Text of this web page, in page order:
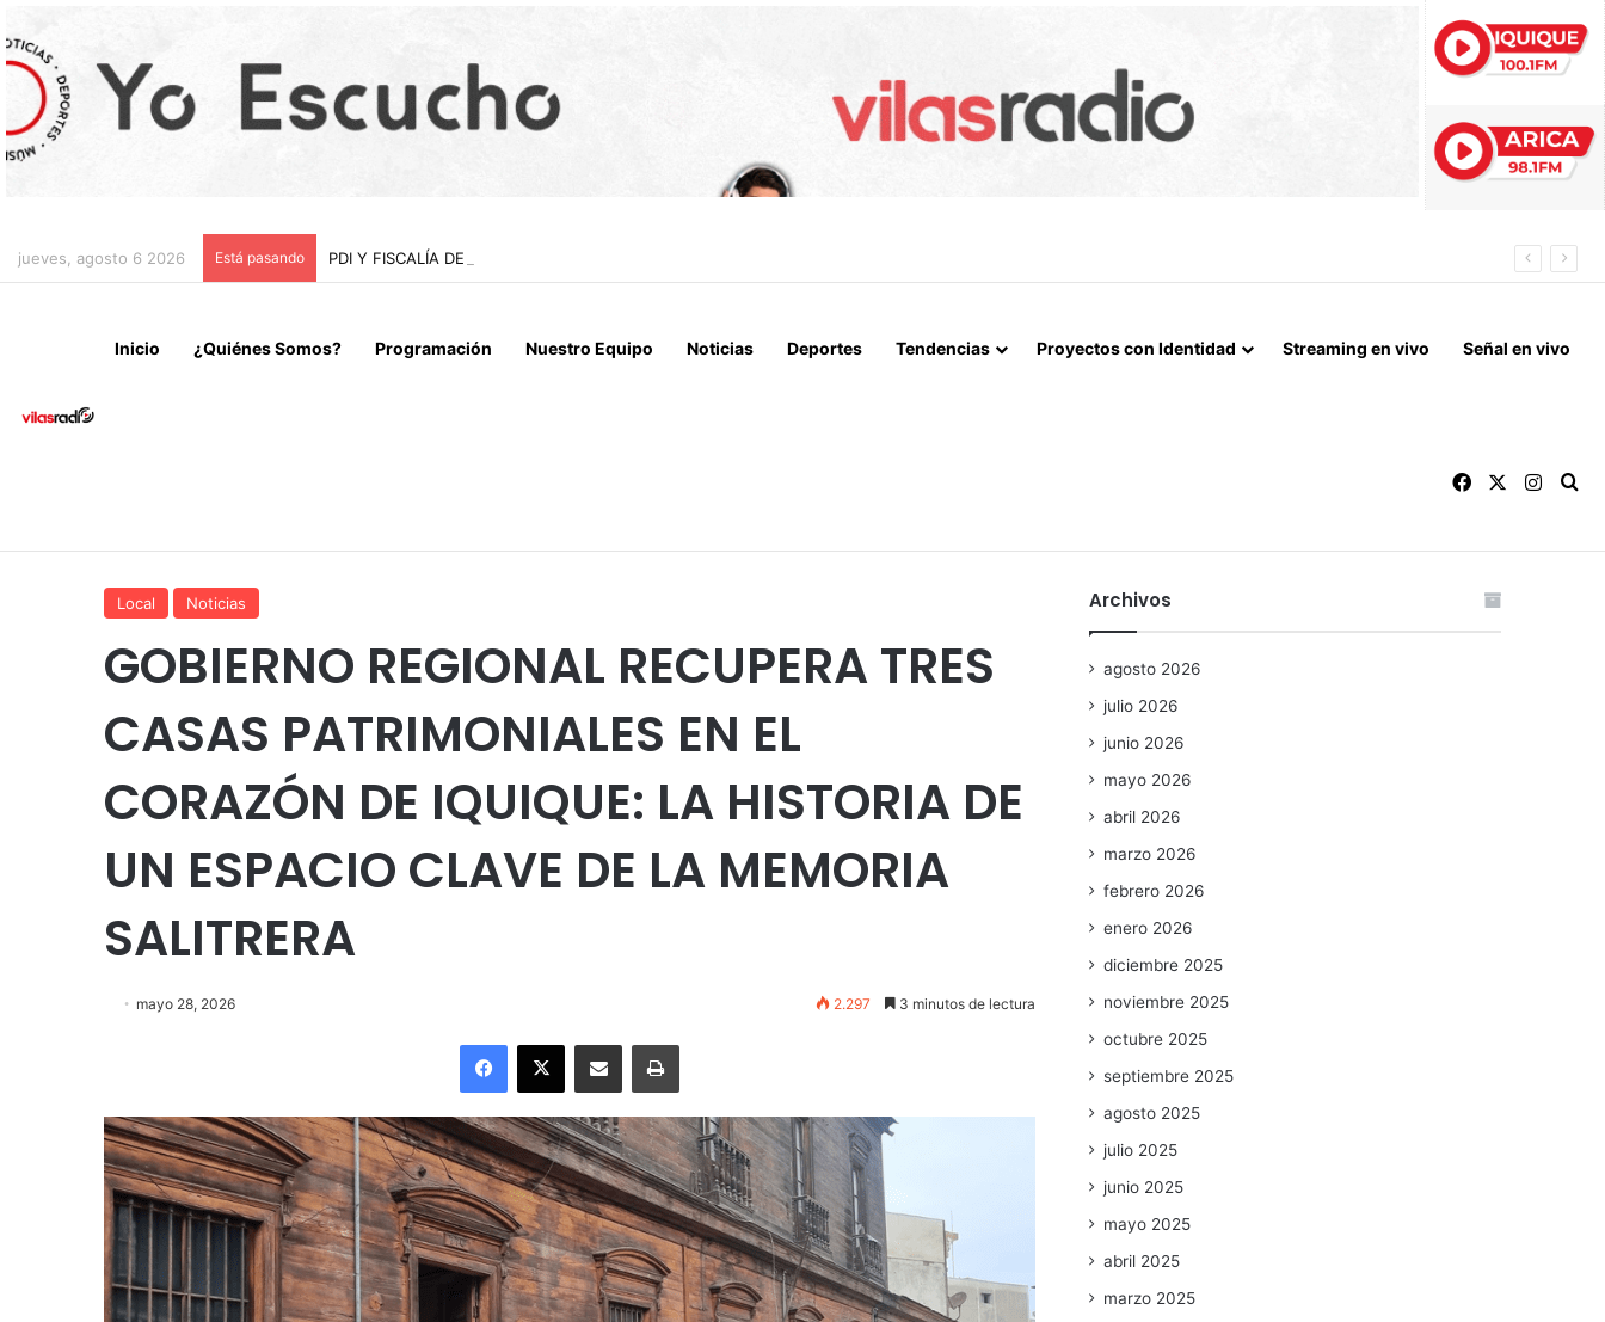
jueves, agosto 6 2026 Está pasando PDI Y FISCALÍA DE ARICA LOGRAN INCAUTAR 28 KILOS DE MARIHUANA OCULTOS EN UN CAMIÓN DE ALTO TONELAJE EN CHUNGARÁ
Inicio ¿Quiénes Somos? Programación Nuestro Equipo Noticias Deportes Tendencias Proyectos con Identidad Streaming en vivo Señal en vivo
Facebook
Local Noticias
GOBIERNO REGIONAL RECUPERA TRES
CASAS PATRIMONIALES EN EL
CORAZÓN DE IQUIQUE: LA HISTORIA DE
UN ESPACIO CLAVE DE LA MEMORIA
SALITRERA
mayo 28, 2026 2.297 3 minutos de lectura
Facebook
X Enviar vía email Imprimir
Archivos
agosto 2026
julio 2026
junio 2026
mayo 2026
abril 2026
marzo 2026
febrero 2026
enero 2026
diciembre 2025
noviembre 2025
octubre 2025
septiembre 2025
agosto 2025
julio 2025
junio 2025
mayo 2025
abril 2025
marzo 2025